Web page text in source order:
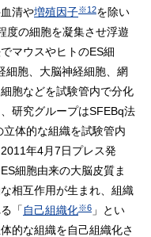
清や増殖因子※12を除い
度の細胞を凝集させ浮遊
マウスやヒトのES細
細胞、大脳神経細胞、網
胞などを試験管内で分化
研究グループはSFEBq法
体的な組織を試験管内
年4月7日プレス発
細胞由来の大脳皮質ま
相互作用が生まれ、組織
「 自己組織化※6 」とい
的な組織を自己組織化さ